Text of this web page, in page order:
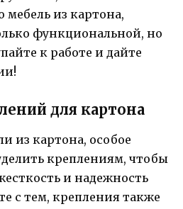
мебель из картона,
функциональной, но
к работе и дайте
для картона
из картона, особое
креплениям, чтобы
и надежность
с тем, крепления также